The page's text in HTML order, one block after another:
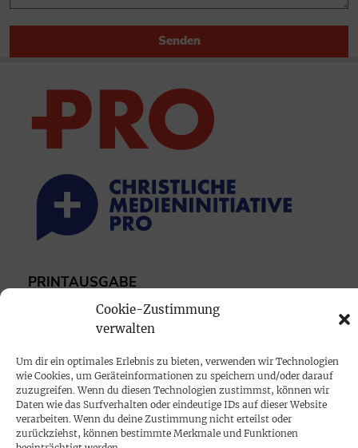
Cookie-Zustimmung
verwalten
Um dir ein optimales Erlebnis zu bieten, verwenden wir Technologien
wie Cookies, um Geräteinformationen zu speichern und/oder darauf
zuzugreifen. Wenn du diesen Technologien zustimmst, können wir
Daten wie das Surfverhalten oder eindeutige IDs auf dieser Website
verarbeiten. Wenn du deine Zustimmung nicht erteilst oder
zurückziehst, können bestimmte Merkmale und Funktionen
Senden
PRINTAUSGABE
Mediadaten
PROKOMPAKT
Impressum
SPENDEN